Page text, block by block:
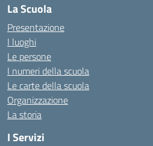
La Scuola
Presentazione
I luoghi
Le persone
I numeri della scuola
Le carte della scuola
Organizzazione
La storia
I Servizi